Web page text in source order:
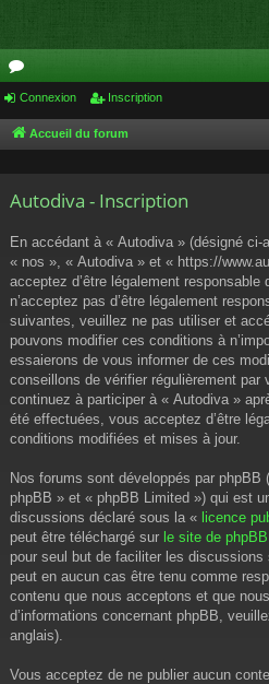
or
u
s
Connexion Inscription
Accueil du forum
Autodiva - Inscription
En accédant à « Autodiva » (désigné ci-
« nos », « Autodiva » et « https://
acceptez d’être légalement
n’acceptez pas d’être légalement
suivantes, veuillez ne pas utiliser et
pouvons modifier ces conditions à
essaierons de vous informer de ces
conseillons de vérifier régulièrement
continuez à participer à « Autodiva »
été effectuées, vous acceptez d’être
conditions modifiées et mises à jour.
Nos forums sont développés par phpBB
phpBB » et « phpBB Limited ») qui est
discussions déclaré sous la « licence
peut être téléchargé sur le site de phpBB
pour seul but de faciliter les
peut en aucun cas être tenu comme
contenu que nous acceptons et que
d’informations concernant phpBB,
anglais).
Vous acceptez de ne publier aucun